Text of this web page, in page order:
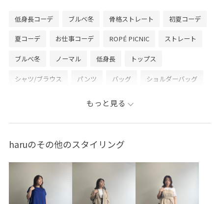
低身長コーデ ブルベ冬 骨格ストレート 初夏コーデ
夏コーデ お仕事コーデ ROPÉ PICNIC ストレート
ブルべ冬 ノーマル 低身長 トップス
シャツ/ブラウス パンツ バッグ ショルダーバッグ
バレエシューズ GDH16260
26SS15
RP26SS RP26SS_goods
きちんと感 さらりとした しっかりカバー
もっと見る
haruのその他のスタイリング